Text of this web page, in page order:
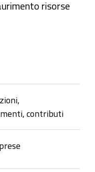
risorse
contributi